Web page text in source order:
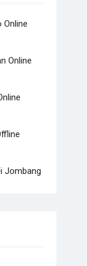
Online
Online
Jombang